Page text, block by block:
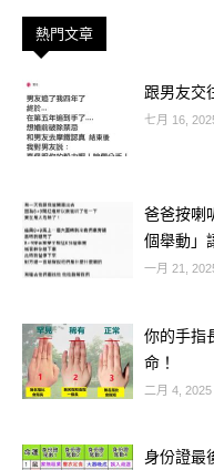
相處習慣一碰撞
感情就像氣球
越走越累、越
以下 3 組是公
敗、離婚率偏高
① 火象 × 水象
熱門文章
跟男友交
七月 16,
爸爸按喇
個舉動」
一月 21,
你的手指
命！
二月 4, 2025
身份證最